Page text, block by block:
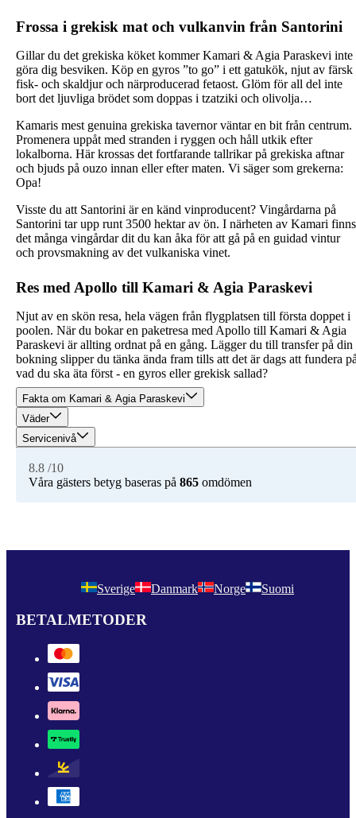
Frossa i grekisk mat och vulkanvin från Santorini
Gillar du det grekiska köket kommer Kamari & Agia Paraskevi inte
göra dig besviken. Köp en gyros ”to go” i ett gatukök, njut av färsk
fisk- och skaldjur och närproducerad fetaost. Glöm för all del inte
bort det ljuvliga brödet som doppas i tzatziki och olivolja…
Kamaris mest genuina grekiska tavernor väntar en bit från centrum.
Promenera uppåt med stranden i ryggen och håll utkik efter
lokalborna. Här krossas det fortfarande tallrikar på grekiska aftnar
och bjuds på ouzo innan eller efter maten. Vi säger som grekerna:
Opa!
Visste du att Santorini är en känd vinproducent? Vingårdarna på
Santorini tar upp runt 3500 hektar av ön. I närheten av Kamari finns
det många vingårdar dit du kan åka för att gå på en guidad vintur
och provsmakning av det vulkaniska vinet.
Res med Apollo till Kamari & Agia Paraskevi
Njut av en skön resa, hela vägen från flygplatsen till första doppet i
poolen. När du bokar en paketresa med Apollo till Kamari & Agia
Paraskevi är allting ordnat på en gång. Lägger du till transfer på din
bokning slipper du tänka ända fram tills att det är dags att fundera
vad du ska äta först - en gyros eller grekisk sallad?
Fakta om Kamari & Agia Paraskevi
Väder
Servicenivå
8.8 /10
Våra gästers betyg baseras på 865 omdömen
Sverige Danmark Norge Suomi
BETALMETODER